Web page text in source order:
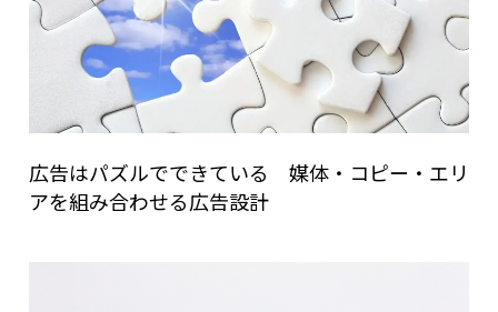
広告はパズルでできている 媒体・コピー・エリ
アを組み合わせる広告設計